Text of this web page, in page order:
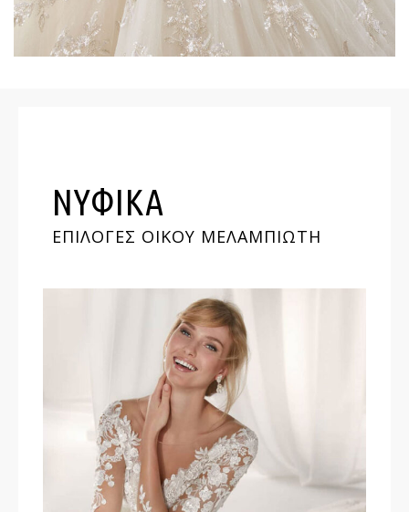
ΝΥΦΙΚΑ
ΕΠΙΛΟΓΕΣ ΟΙΚΟΥ ΜΕΛΑΜΠΙΩΤΗ